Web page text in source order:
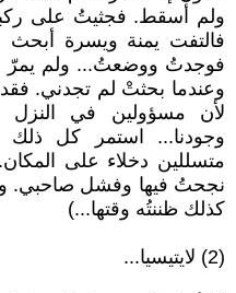
ولم أسقط. فجثيتُ على
فالتفت يمنة ويسرة
فوجدتُ ووضعتُ... ولم
وعندما بحثتْ لم تجدني. فقد
لأن مسؤولين في النزل
وجودنا... استمر كل
متسللين دخلاء على
نجحتُ فيها وفشل صاحبي.
كذلك ظننتُه وقتها...)
(2) لايتيسيا...